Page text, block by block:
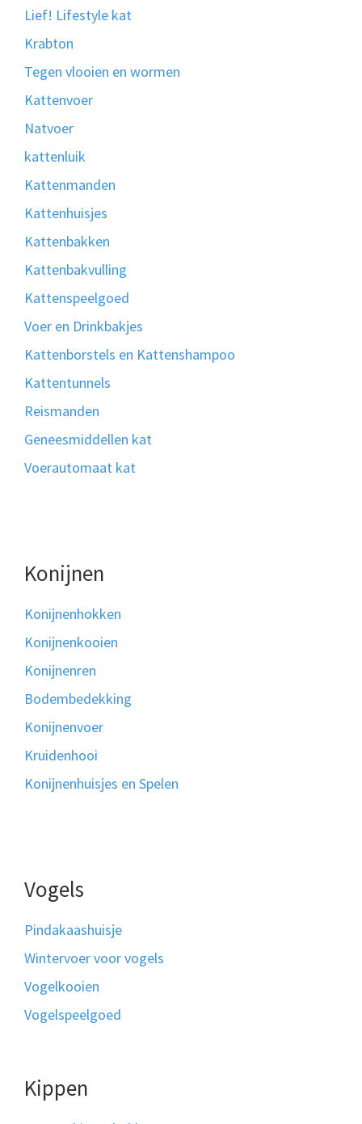
Lief! Lifestyle kat
Krabton
Tegen vlooien en wormen
Kattenvoer
Natvoer
kattenluik
Kattenmanden
Kattenhuisjes
Kattenbakken
Kattenbakvulling
Kattenspeelgoed
Voer en Drinkbakjes
Kattenborstels en Kattenshampoo
Kattentunnels
Reismanden
Geneesmiddellen kat
Voerautomaat kat
Konijnen
Konijnenhokken
Konijnenkooien
Konijnenren
Bodembedekking
Konijnenvoer
Kruidenhooi
Konijnenhuisjes en Spelen
Vogels
Pindakaashuisje
Wintervoer voor vogels
Vogelkooien
Vogelspeelgoed
Kippen